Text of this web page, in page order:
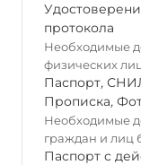
протокола
Необходимые
физических
Паспорт,
Прописка,
Необходимые
граждан и лиц
Паспорт с